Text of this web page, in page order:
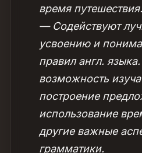
время путешествия.
— Содействуют
усвоению и
правил англ.
возможность
построение
использование
другие важные
грамматики.